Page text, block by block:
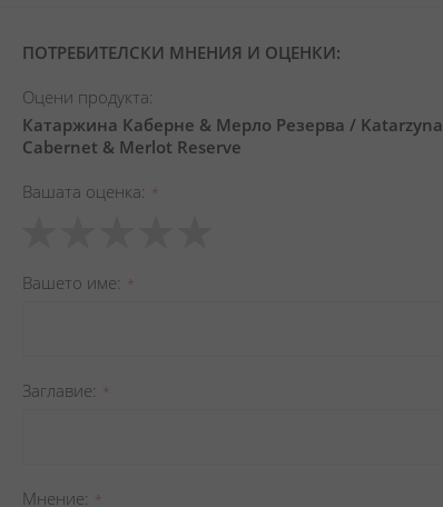
ПОТРЕБИТЕЛСКИ МНЕНИЯ И ОЦЕНКИ:
Оцени продукта:
Катаржина Каберне & Мерло Резерва / Katarzyna
Cabernet & Merlot Reserve
Вашата оценка
star
stars
stars
stars
stars
Вашето име
Заглавиe
Мнение